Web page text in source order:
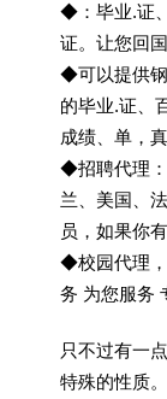
◆：毕业.证
证。让您回
◆可以提供
的毕业.证、
成绩、单，
◆招聘代理
兰、美国、
员，如果你
◆校园代理
务 为您服务
只不过有一
特殊的性质